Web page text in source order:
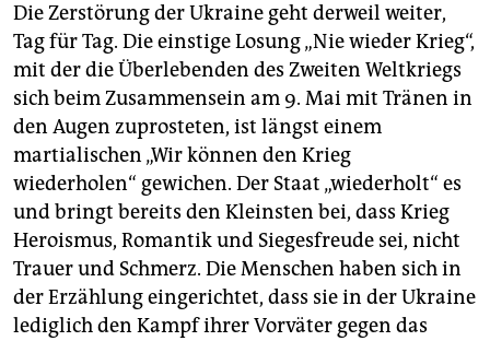
Die Zerstörung der Ukraine geht derweil weiter,
Tag für Tag. Die einstige Losung „Nie wieder Krieg“,
mit der die Überlebenden des Zweiten Weltkriegs
sich beim Zusammensein am 9. Mai mit Tränen in
den Augen zuprosteten, ist längst einem
martialischen „Wir können den Krieg
wiederholen“ gewichen. Der Staat „wiederholt“ es
und bringt bereits den Kleinsten bei, dass Krieg
Heroismus, Romantik und Siegesfreude sei, nicht
Trauer und Schmerz. Die Menschen haben sich in
der Erzählung eingerichtet, dass sie in der Ukraine
lediglich den Kampf ihrer Vorväter gegen das